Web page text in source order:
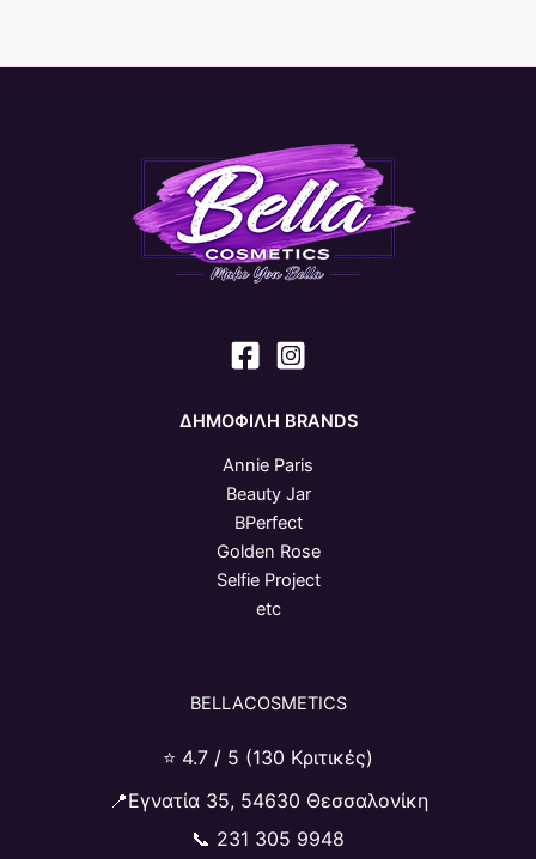
ΔΗΜΟΦΙΛΗ BRANDS
Annie Paris
Beauty Jar
BPerfect
Golden Rose
Selfie Project
etc
BELLACOSMETICS
⭐ 4.7 / 5 (130 Κριτικές)
📍Εγνατία 35, 54630 Θεσσαλονίκη
📞 231 305 9948